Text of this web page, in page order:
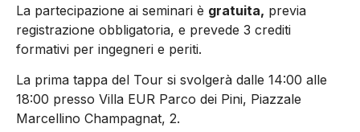
La partecipazione ai seminari è gratuita, previa
registrazione obbligatoria, e prevede 3 crediti
formativi per ingegneri e periti.
La prima tappa del Tour si svolgerà dalle 14:00 alle
18:00 presso Villa EUR Parco dei Pini, Piazzale
Marcellino Champagnat, 2.